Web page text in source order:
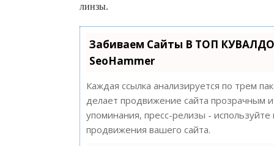
линзы.
Забиваем Сайты В ТОП
SeoHammer
Каждая ссылка анализируется по трем
делает продвижение сайта прозрачным
упоминания, пресс-релизы -
продвижения вашего сайта.